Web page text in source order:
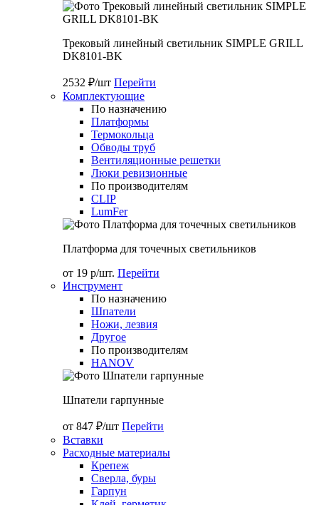
Трековый линейный светильник SIMPLE GRILL
DK8101-BK
2532 ₽/шт Перейти
Комплектующие
По назначению
Платформы
Термокольца
Обводы труб
Вентиляционные решетки
Люки ревизионные
По производителям
CLIP
LumFer
Платформа для точечных светильников
от 19 р/шт. Перейти
Инструмент
По назначению
Шпатели
Ножи, лезвия
Другое
По производителям
HANOV
Шпатели гарпунные
от 847 ₽/шт Перейти
Вставки
Расходные материалы
Крепеж
Сверла, буры
Гарпун